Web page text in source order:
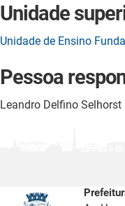
Unidade
Unidade de Ensino
Pessoa
Leandro Delfino